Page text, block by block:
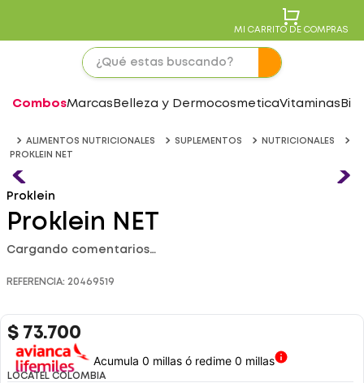
MI CARRITO DE COMPRAS
CombosMarcas Belleza y DermocosmeticaVitaminas
ALIMENTOS NUTRICIONALES SUPLEMENTOS
NUTRICIONALES
PROKLEIN NET
Proklein
Proklein NET
Cargando comentarios…
REFERENCIA: 20469519
$ 73.700
Acumula 0 millas ó redime 0 millas
LOCATEL COLOMBIA